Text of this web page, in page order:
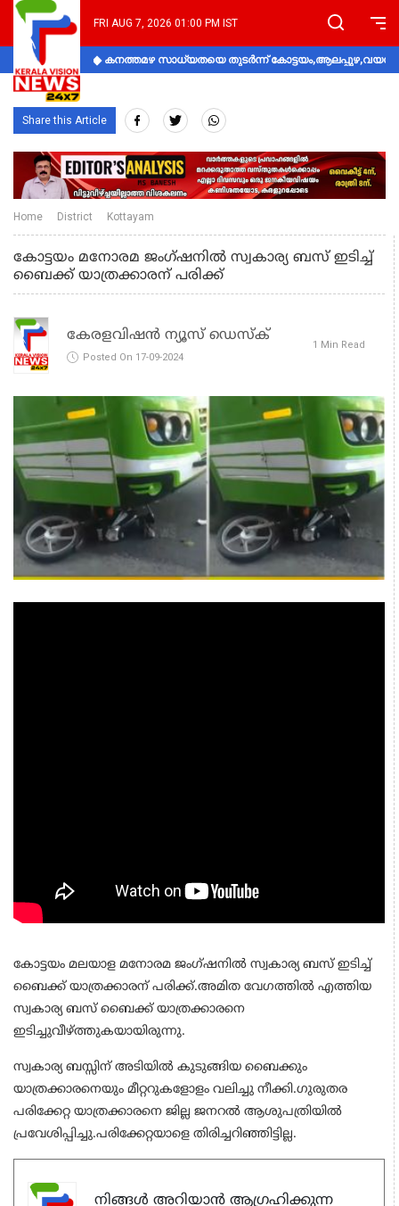
FRI AUG 7, 2026 01:00 PM IST
കനത്തമഴ സാധ്യതയെ തുടർന്ന്
Share this Article
Home District Kottayam
കോട്ടയം മനോരമ ജംഗ്ഷനില്‍ സ്വകാര്യ ബസ് ഇടിച്ച്
ബൈക്ക് യാത്രക്കാരന് പരിക്ക്
കേരളവിഷൻ ന്യൂസ് ഡെസ്‌ക്
Posted On 17-09-2024
1 Min Read
കോട്ടയം മലയാള മനോരമ ജംഗ്ഷനില്‍ സ്വകാര്യ ബസ് ഇടിച്ച്
ബൈക്ക് യാത്രക്കാരന് പരിക്ക്.അമിത വേഗത്തില്‍ എത്തിയ
സ്വകാര്യ ബസ് ബൈക്ക് യാത്രക്കാരനെ
ഇടിച്ചുവീഴ്ത്തുകയായിരുന്നു.
സ്വകാര്യ ബസ്സിന് അടിയില്‍ കുടുങ്ങിയ ബൈക്കും
യാത്രക്കാരനെയും മീറ്ററുകളോളം വലിച്ചു നീക്കി.ഗുരുതര
പരിക്കേറ്റ യാത്രക്കാരനെ ജില്ല ജനറല്‍ ആശുപത്രിയില്‍
പ്രവേശിപ്പിച്ചു.പരിക്കേറ്റയാളെ തിരിച്ചറിഞ്ഞിട്ടില്ല.
നിങ്ങൾ അറിയാൻ ആഗ്രഹിക്കുന്ന